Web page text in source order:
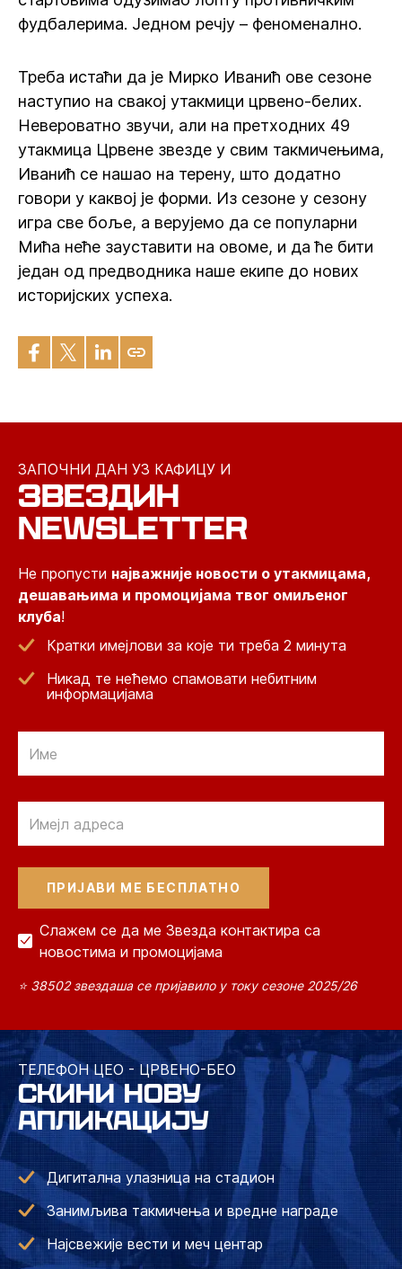
фудбалерима. Једном речју – феноменално.
Треба истаћи да је Мирко Иванић ове сезоне
наступио на свакој утакмици црвено-белих.
Невероватно звучи, али на претходних 49
утакмица Црвене звезде у свим такмичењима,
Иванић се нашао на терену, што додатно
говори у каквој је форми. Из сезоне у сезону
игра све боље, а верујемо да се популарни
Мића неће зауставити на овоме, и да ће бити
један од предводника наше екипе до нових
историјских успеха.
ЗАПОЧНИ ДАН УЗ КАФИЦУ И
ЗВЕЗДИН
NEWSLETTER
Не пропусти најважније новости о утакмицама,
дешавањима и промоцијама твог омиљеног
клуба!
Кратки имејлови за које ти треба 2 минута
Никад те нећемо спамовати небитним
информацијама
Слажем се да ме Звезда контактира са
новостима и промоцијама
⭐ 38502 звездаша се пријавило у току сезоне 2025/26
ТЕЛЕФОН ЦЕО - ЦРВЕНО-БЕО
СКИНИ НОВУ
АПЛИКАЦИЈУ
Дигитална улазница на стадион
Занимљива такмичења и вредне награде
Најсвежије вести и меч центар